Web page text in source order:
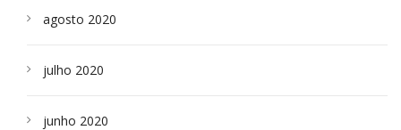
agosto 2020
julho 2020
junho 2020